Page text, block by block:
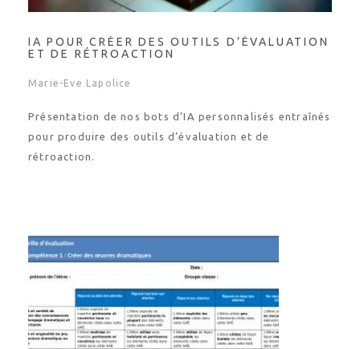
IA POUR CRÉER DES OUTILS D’ÉVALUATION
ET DE RÉTROACTION
Marie-Eve Lapolice
Présentation de nos bots d’IA personnalisés entraînés
pour produire des outils d’évaluation et de
rétroaction.